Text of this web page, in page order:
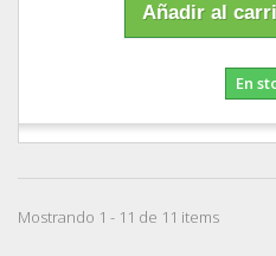
Añadir al
En
Mostrando 1 - 11 de 11 items